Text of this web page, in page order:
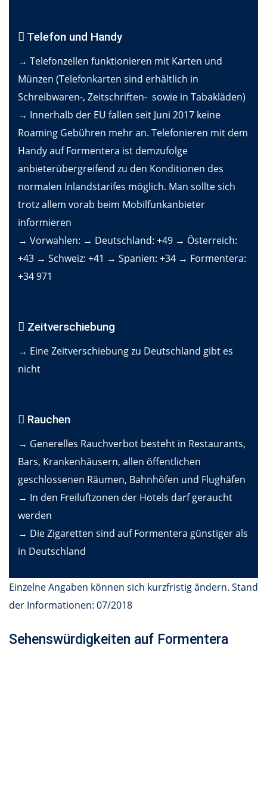
Telefon und Handy
→ Telefonzellen funktionieren mit Karten und
Münzen (Telefonkarten sind erhältlich in
Schreibwaren-, Zeitschriften- sowie in Tabakläden)
→ Innerhalb der EU fallen seit Juni 2017 keine
Roaming Gebühren mehr an. Telefonieren mit dem
Handy auf Formentera ist demzufolge
anbieterübergreifend zu den Konditionen des
normalen Inlandstarifes möglich. Man sollte sich
trotz allem vorab beim Mobilfunkanbieter
informieren
→ Vorwahlen: → Deutschland: +49 → Österreich:
+43 → Schweiz: +41 → Spanien: +34 → Formentera:
+34 971
Zeitverschiebung
→ Eine Zeitverschiebung zu Deutschland gibt es
nicht
Rauchen
→ Generelles Rauchverbot besteht in Restaurants,
Bars, Krankenhäusern, allen öffentlichen
geschlossenen Räumen, Bahnhöfen und Flughäfen
→ In den Freiluftzonen der Hotels darf geraucht
werden
→ Die Zigaretten sind auf Formentera günstiger als
in Deutschland
Einzelne Angaben können sich kurzfristig ändern. Stand
der Informationen: 07/2018
Sehenswürdigkeiten auf Formentera